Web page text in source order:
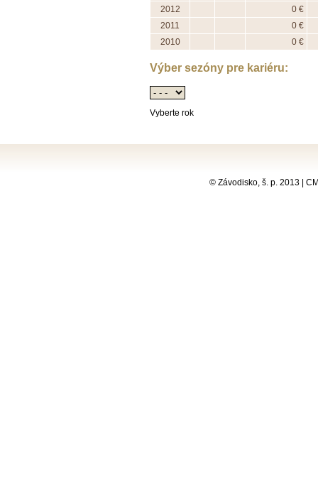
2012
0 €
2011
0 €
2010
0 €
Výber sezóny pre kariéru:
Vyberte rok
© Závodisko, š. p. 2013 |